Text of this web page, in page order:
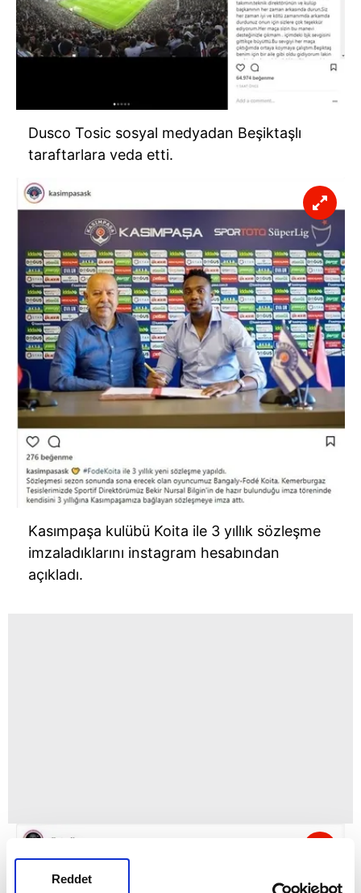
Reddet
Dusco Tosic sosyal medyadan Beşiktaşlı
taraftarlara veda etti.
Kasımpaşa kulübü Koita ile 3 yıllık sözleşme
imzaladıklarını instagram hesabından
açıkladı.